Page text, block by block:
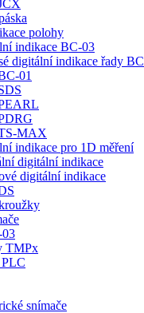
polohy
indikace BC-03
digitální indikace řady
01
MAX
indikace pro 1D měření
digitální indikace
digitální indikace
03
TMPx
snímače